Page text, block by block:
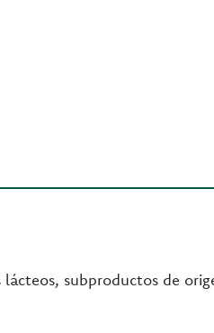
subproductos de